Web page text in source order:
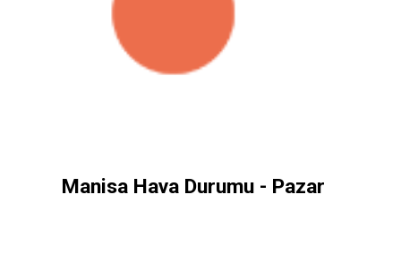
Manisa Hava Durumu - Pazar